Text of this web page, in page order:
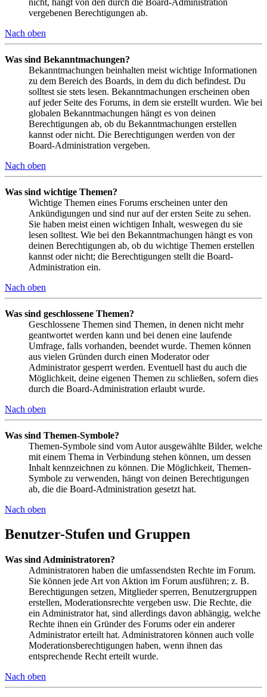
vergebenen Berechtigungen ab.
Nach oben
Was sind Bekanntmachungen?
Bekanntmachungen beinhalten meist wichtige Informationen
zu dem Bereich des Boards, in dem du dich befindest. Du
solltest sie stets lesen. Bekanntmachungen erscheinen oben
auf jeder Seite des Forums, in dem sie erstellt wurden. Wie bei
globalen Bekanntmachungen hängt es von deinen
Berechtigungen ab, ob du Bekanntmachungen erstellen
kannst oder nicht. Die Berechtigungen werden von der
Board-Administration vergeben.
Nach oben
Was sind wichtige Themen?
Wichtige Themen eines Forums erscheinen unter den
Ankündigungen und sind nur auf der ersten Seite zu sehen.
Sie haben meist einen wichtigen Inhalt, weswegen du sie
lesen solltest. Wie bei den Bekanntmachungen hängt es von
deinen Berechtigungen ab, ob du wichtige Themen erstellen
kannst oder nicht; die Berechtigungen stellt die Board-
Administration ein.
Nach oben
Was sind geschlossene Themen?
Geschlossene Themen sind Themen, in denen nicht mehr
geantwortet werden kann und bei denen eine laufende
Umfrage, falls vorhanden, beendet wurde. Themen können
aus vielen Gründen durch einen Moderator oder
Administrator gesperrt werden. Eventuell hast du auch die
Möglichkeit, deine eigenen Themen zu schließen, sofern dies
durch die Board-Administration erlaubt wurde.
Nach oben
Was sind Themen-Symbole?
Themen-Symbole sind vom Autor ausgewählte Bilder, welche
mit einem Thema in Verbindung stehen können, um dessen
Inhalt kennzeichnen zu können. Die Möglichkeit, Themen-
Symbole zu verwenden, hängt von deinen Berechtigungen
ab, die die Board-Administration gesetzt hat.
Nach oben
Benutzer-Stufen und Gruppen
Was sind Administratoren?
Administratoren haben die umfassendsten Rechte im Forum.
Sie können jede Art von Aktion im Forum ausführen; z. B.
Berechtigungen setzen, Mitglieder sperren, Benutzergruppen
erstellen, Moderationsrechte vergeben usw. Die Rechte, die
ein Administrator hat, sind allerdings davon abhängig, welche
Rechte ihnen ein Gründer des Forums oder ein anderer
Administrator erteilt hat. Administratoren können auch volle
Moderationsberechtigungen haben, wenn ihnen das
entsprechende Recht erteilt wurde.
Nach oben